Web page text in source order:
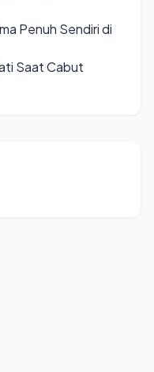
Penuh Sendiri di
Saat Cabut